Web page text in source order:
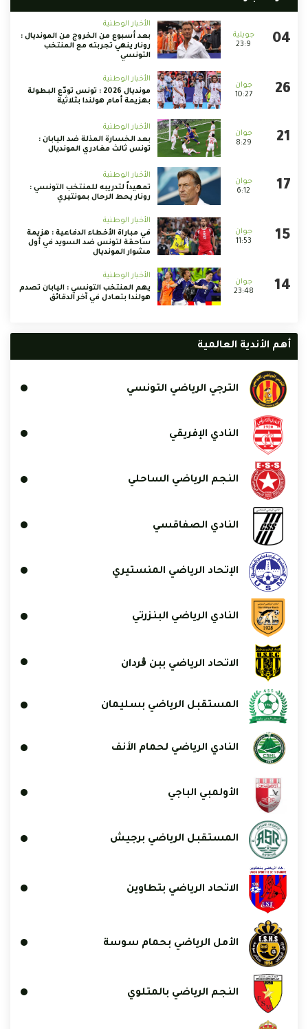
23:9
الأخبار الوطنية
بعد أسبوع من الخروج من المونديال :
رونار ينهي تجربته مع المنتخب
التونسي
10:27
الأخبار الوطنية
مونديال 2026 : تونس تودّع البطولة
بهزيمة أمام هولندا بثلاثية
8:29
الأخبار الوطنية
بعد الخسارة المذلة ضد اليابان :
تونس ثالث مغادري المونديال
6:12
الأخبار الوطنية
تمهيداً لتدريبه للمنتخب التونسي :
رونار يحط الرحال بمونتيري
11:53
الأخبار الوطنية
في مباراة الأخطاء الدفاعية : هزيمة
ساحقة لتونس ضد السويد في أول
مشوار المونديال
23:48
الأخبار الوطنية
يهم المنتخب التونسي : اليابان تصدم
هولندا بتعادل في آخر الدقائق
أهم الأندية العالمية
الترجي الرياضي التونسي
النادي الإفريقي
النجم الرياضي الساحلي
النادي الصفاقسي
الإتحاد الرياضي المنستيري
النادي الرياضي البنزرتي
الاتحاد الرياضي ببن ڨردان
المستقبل الرياضي بسليمان
النادي الرياضي لحمام الأنف
الأولمبي الباجي
المستقبل الرياضي برجيش
الاتحاد الرياضي بتطاوين
الأمل الرياضي بحمام سوسة
النجم الرياضي بالمتلوي